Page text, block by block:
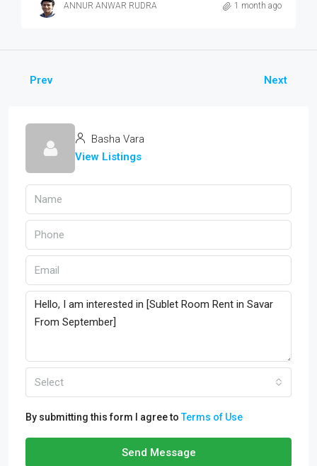
ANNUR ANWAR RUDRA 1 month ago
Prev Next
Basha Vara
View Listings
Select
By submitting this form I agree toTerms of Use
Send Message